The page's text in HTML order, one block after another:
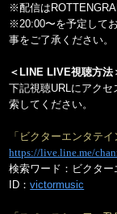
※配信は
※20:00〜を予定して
事をご了承ください。
＜LINE LIVE視聴方法
下記視聴URLにアク
索してください。
「ビクターエンタテ
https://live.line.me/
検索ワード：ビクター
ID：victormusic